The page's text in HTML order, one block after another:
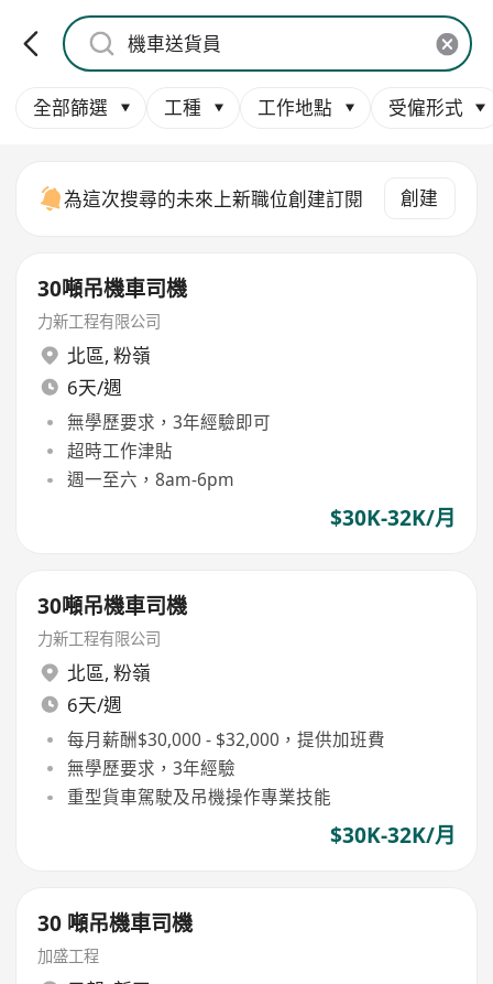
全部篩選 工種 工作地點 受僱形式
為這次搜尋的未來上新職位創建訂閱 創建
30噸吊機車司機
力新工程有限公司
北區, 粉嶺
6天/週
無學歷要求，3年經驗即可
超時工作津貼
週一至六，8am-6pm
$30K-32K/月
30噸吊機車司機
力新工程有限公司
北區, 粉嶺
6天/週
每月薪酬$30,000 - $32,000，提供加班費
無學歷要求，3年經驗
重型貨車駕駛及吊機操作專業技能
$30K-32K/月
30 噸吊機車司機
加盛工程